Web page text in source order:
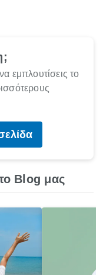
εμπλουτίσεις το
Blog μας